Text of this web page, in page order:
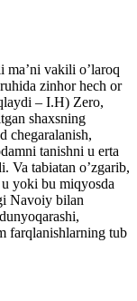
ma’ni vakili o’laroq
zinhor hech or
– I.H) Zero,
shaxsning
chegaralanish,
tanishni u erta
Va tabiatan o’zgarib,
yoki bu miqyosda
Navoiy bilan
farqlanishlarning tub